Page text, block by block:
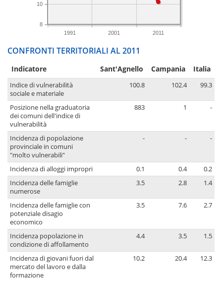
1991 2001 2011
8
10
CONFRONTI TERRITORIALI AL 2011
Indicatore Sant'Agnello Campania Italia
Indice di vulnerabilità
sociale e materiale
100.8 102.4 99.3
Posizione nella graduatoria
dei comuni dell'indice di
vulnerabilità
883 1 -
Incidenza di popolazione
provinciale in comuni
"molto vulnerabili"
- - -
Incidenza di alloggi impropri 0.1 0.4
0.2
Incidenza delle famiglie
numerose
3.5 2.8 1.4
Incidenza delle famiglie con
potenziale disagio
economico
3.5 7.6 2.7
Incidenza popolazione in
condizione di affollamento
4.4 3.5 1.5
Incidenza di giovani fuori dal
mercato del lavoro e dalla
formazione
10.2 20.4 12.3